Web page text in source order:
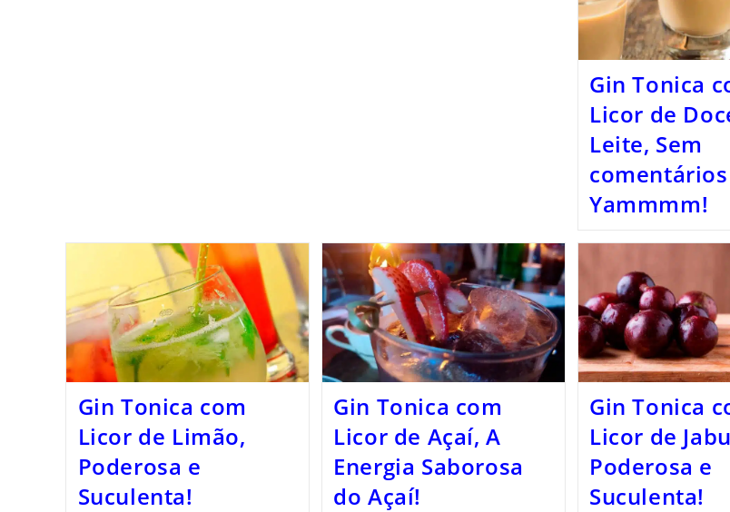
Gin Tonica
Licor de
Leite, Sem
Yammmm!
Gin Tonica com
Licor de Limão,
Poderosa e
Suculenta!
Gin Tonica com
Licor de Açaí, A
Energia Saborosa
do Açaí!
Gin Tonica
Licor de
Poderosa e
Suculenta!